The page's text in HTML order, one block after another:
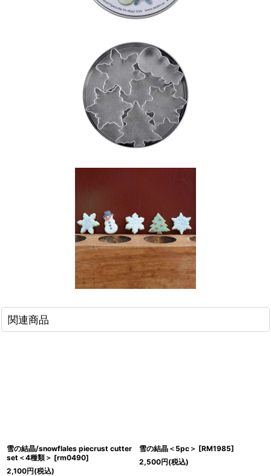
関連商品
雪の結晶/snowflales piecrust cutter
set＜4種類＞ [rm0490]
2,100円(税込)
雪の結晶＜5pc＞ [RM1985]
2,500円(税込)